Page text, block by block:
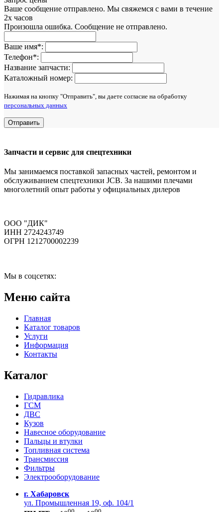
Ваше сообщение отправлено. Мы свяжемся с вами в течение
2х часов
Произошла ошибка. Сообщение не отправлено.
Ваше имя*:
Телефон*:
Название запчасти:
Каталожный номер:
Нажимая на кнопку "Отправить", вы даете согласие на обработку
персональных данных
Отправить
Запчасти и сервис для спецтехники
Мы занимаемся поставкой запасных частей, ремонтом и
обслуживанием спецтехники JCB. За нашими плечами
многолетний опыт работы у официальных дилеров
ООО "ДИК"
ИНН 2724243749
ОГРН 1212700002239
Мы в соцсетях:
Меню сайта
Главная
Каталог товаров
Услуги
Информация
Контакты
Каталог
Гидравлика
ГСМ
ДВС
Кузов
Навесное оборудование
Пальцы и втулки
Топливная система
Трансмиссия
Фильтры
Электрооборудование
г. Хабаровск
ул. Промышленная 19, оф. 104/1